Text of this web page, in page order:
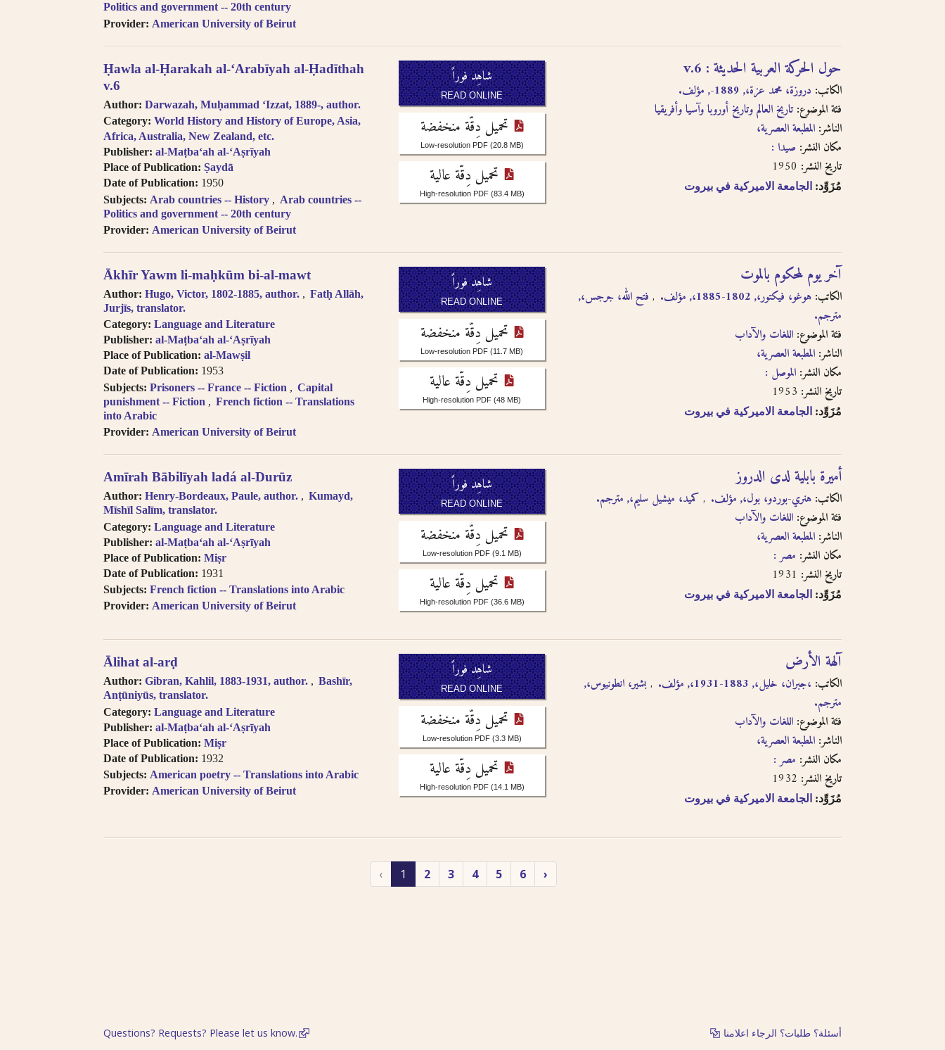
Politics and government -- 20th century
Provider: American University of Beirut
Ḥawla al-Ḥarakah al-ʻArabīyah al-Ḥadīthah
v.6
Author: Darwazah, Muḥammad ʻIzzat, 1889-, author.
Category: World History and History of Europe, Asia,
Africa, Australia, New Zealand, etc.
Publisher: al-Maṭbaʻah al-ʻAṣrīyah
Place of Publication: Ṣaydā
Date of Publication: 1950
Subjects: Arab countries -- History
Arab countries --
Politics and government -- 20th century
Provider: American University of Beirut
شاهِد فوراً
READ ONLINE
تحميل دِقّة منخفضة
Low-resolution PDF (20.8 MB)
تحميل دِقّة عالية
High-resolution PDF (83.4 MB)
حول الحركة العربية الحديثة : v.6
الكاتب: دروزة، محمد عزة،, 1889-, مؤلف.
فئة الموضوع: تاريخ العالم وتاريخ أوروبا وآسيا وأفريقيا
الناشر: المطبعة العصرية،
مكان النشر: صيدا :
تاريخ النشر:
مُزَوِّد: الجامعة الاميركية في بيروت
Ākhīr Yawm li-maḥkūm bi-al-mawt
Author: Hugo, Victor, 1802-1885, author.
Fatḥ Allāh,
Jurjīs, translator.
Category: Language and Literature
Publisher: al-Maṭbaʻah al-ʻAṣrīyah
Place of Publication: al-Mawṣil
Date of Publication: 1953
Subjects: Prisoners -- France -- Fiction
Capital
punishment -- Fiction
French fiction -- Translations
into Arabic
Provider: American University of Beirut
شاهِد فوراً
READ ONLINE
تحميل دِقّة منخفضة
Low-resolution PDF (11.7 MB)
تحميل دِقّة عالية
High-resolution PDF (48 MB)
آخر يوم لمحكوم بالموت
الكاتب: هوغو، فيكتور،, 1802-1885،, مؤلف.
فتح الله، جرجس،,
مترجم.
فئة الموضوع: اللغات والآداب
الناشر: المطبعة العصرية،
مكان النشر: الموصل :
تاريخ النشر:
مُزَوِّد: الجامعة الاميركية في بيروت
Amīrah Bābilīyah ladá al-Durūz
Author: Henry-Bordeaux, Paule, author.
Kumayd,
Mīshīl Salīm, translator.
Category: Language and Literature
Publisher: al-Maṭbaʻah al-ʻAṣrīyah
Place of Publication: Miṣr
Date of Publication: 1931
Subjects: French fiction -- Translations into Arabic
Provider: American University of Beirut
شاهِد فوراً
READ ONLINE
تحميل دِقّة منخفضة
Low-resolution PDF (9.1 MB)
تحميل دِقّة عالية
High-resolution PDF (36.6 MB)
أميرة بابلية لدى الدروز
الكاتب: هنري-بوردو، بول،, مؤلف.
كميد، ميشيل سليم،, مترجم.
فئة الموضوع: اللغات والآداب
الناشر: المطبعة العصرية،
مكان النشر: مصر :
تاريخ النشر:
مُزَوِّد: الجامعة الاميركية في بيروت
Ālihat al-arḍ
Author: Gibran, Kahlil, 1883-1931, author.
Bashīr,
Anṭūniyūs, translator.
Category: Language and Literature
Publisher: al-Maṭba‘ah al-‘Aṣrīyah
Place of Publication: Miṣr
Date of Publication: 1932
Subjects: American poetry -- Translations into Arabic
Provider: American University of Beirut
شاهِد فوراً
READ ONLINE
تحميل دِقّة منخفضة
Low-resolution PDF (3.3 MB)
تحميل دِقّة عالية
High-resolution PDF (14.1 MB)
آلهة الأرض
الكاتب: ،جبران، خليل،, 1883-1931،, مؤلف.
بشير، انطونيوس،,
مترجم.
فئة الموضوع: اللغات والآداب
الناشر: المطبعة العصرية،
مكان النشر: مصر :
تاريخ النشر:
مُزَوِّد: الجامعة الاميركية في بيروت
‹ 1 2 3 4 5 6 ›
أسئلة؟ طلبات؟ الرجاء اعلامنا Questions? Requests? Please let us know.